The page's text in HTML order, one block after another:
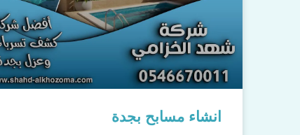
انشاء مسابح بجدة